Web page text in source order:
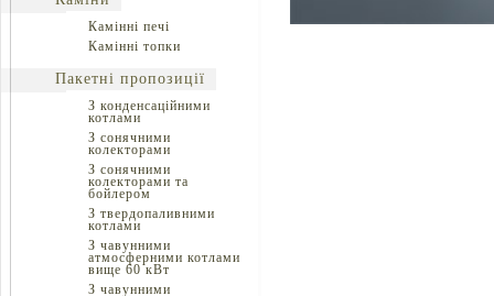
Камінні печі
Камінні топки
Пакетні пропозиції
З конденсаційними
котлами
З сонячними
колекторами
З сонячними
колекторами та
бойлером
З твердопаливними
котлами
З чавунними
атмосферними котлами
вище 60 кВт
З чавунними